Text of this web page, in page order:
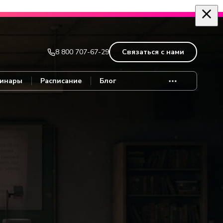
8 800 707-67-29 Связаться с нами
Расписание Блог